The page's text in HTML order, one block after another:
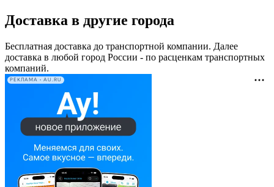
Доставка в другие города
Бесплатная доставка до транспортной компании. Далее
доставка в любой город России - по расценкам транспортных
компаний.
РЕКЛАМА • AU.RU